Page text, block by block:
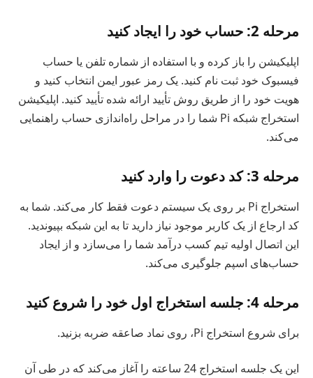
مرحله 2: حساب خود را ایجاد کنید
اپلیکیشن را باز کرده و با استفاده از شماره تلفن یا حساب
فیسبوک خود ثبت نام کنید. یک رمز عبور ایمن انتخاب کنید و
هویت خود را از طریق روش تأیید ارائه شده تأیید کنید. اپلیکیشن
استخراج شبکه Pi شما را در مراحل راه‌اندازی حساب راهنمایی
می‌کند.
مرحله 3: کد دعوت را وارد کنید
استخراج Pi بر روی یک سیستم دعوت فقط کار می‌کند. شما به
کد ارجاع از یک کاربر موجود نیاز دارید تا به این شبکه بپیوندید.
این اتصال اولیه تیم کسب درآمد شما را می‌سازد و از ایجاد
حساب‌های اسپم جلوگیری می‌کند.
مرحله 4: جلسه استخراج اول خود را شروع کنید
برای شروع استخراج Pi، روی نماد صاعقه ضربه بزنید.
این یک جلسه استخراج 24 ساعته را آغاز می‌کند که در طی آن